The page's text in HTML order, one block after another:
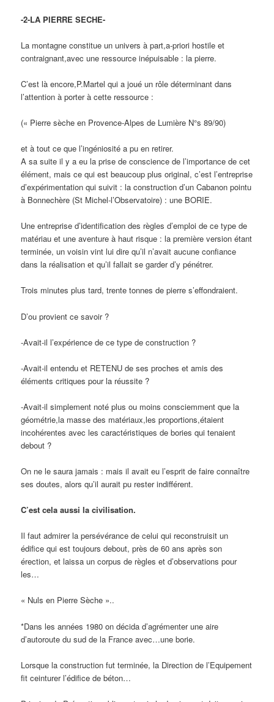
-2-LA PIERRE SECHE-
La montagne constitue un univers à part,a-priori hostile et
contraignant,avec une ressource inépuisable : la pierre.
C’est là encore,P.Martel qui a joué un rôle déterminant dans
l’attention à porter à cette ressource :
(« Pierre sèche en Provence-Alpes de Lumière N°s 89/90)
et à tout ce que l’ingéniosité a pu en retirer.
A sa suite il y a eu la prise de conscience de l’importance de cet
élément, mais ce qui est beaucoup plus original, c’est l’entreprise
d’expérimentation qui suivit : la construction d’un Cabanon pointu
à Bonnechère (St Michel-l’Observatoire) : une BORIE.
Une entreprise d’identification des règles d’emploi de ce type de
matériau et une aventure à haut risque : la première version étant
terminée, un voisin vint lui dire qu’il n’avait aucune confiance
dans la réalisation et qu’il fallait se garder d’y pénétrer.
Trois minutes plus tard, trente tonnes de pierre s’effondraient.
D’ou provient ce savoir ?
-Avait-il l’expérience de ce type de construction ?
-Avait-il entendu et RETENU de ses proches et amis des
éléments critiques pour la réussite ?
-Avait-il simplement noté plus ou moins consciemment que la
géométrie,la masse des matériaux,les proportions,étaient
incohérentes avec les caractéristiques de bories qui tenaient
debout ?
On ne le saura jamais : mais il avait eu l’esprit de faire connaître
ses doutes, alors qu’il aurait pu rester indifférent.
C’est cela aussi la civilisation.
Il faut admirer la persévérance de celui qui reconstruisit un
édifice qui est toujours debout, près de 60 ans après son
érection, et laissa un corpus de règles et d’observations pour
les…
« Nuls en Pierre Sèche »..
*Dans les années 1980 on décida d’agrémenter une aire
d’autoroute du sud de la France avec…une borie.
Lorsque la construction fut terminée, la Direction de l’Equipement
fit ceinturer l’édifice de béton…